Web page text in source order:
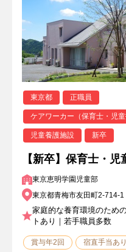
東京都 正職員
ケアワーカー（保育士・児童
児童養護施設 新卒
【新卒】保育士・
東京恵明学園児童部
東京都青梅市友田町2-714-1
家庭的な養育環境のため
トあり｜若手職員多数
賞与年2回 宿直手当あり